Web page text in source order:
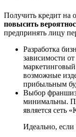
Получить кредит на
повысить
предпринять лицу
Разработка
зависимости
возможные
прибыльным
Выбор
минимальны.
является сеть
Идеально,